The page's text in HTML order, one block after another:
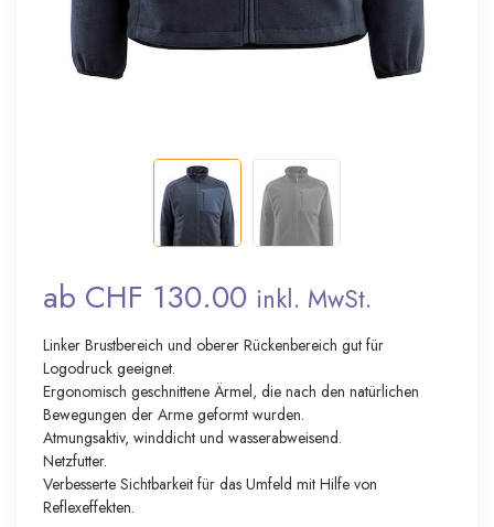
ab CHF 130.00 inkl. MwSt.
Linker Brustbereich und oberer Rückenbereich gut für
Logodruck geeignet.
Ergonomisch geschnittene Ärmel, die nach den natürlichen
Bewegungen der Arme geformt wurden.
Atmungsaktiv, winddicht und wasserabweisend.
Netzfutter.
Verbesserte Sichtbarkeit für das Umfeld mit Hilfe von
Reflexeffekten.